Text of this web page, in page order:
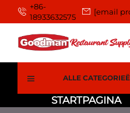
+86-
18933632575
[email
ALLE
STARTPAGINA